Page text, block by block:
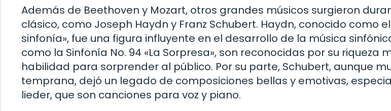
Además de Beethoven y Mozart, otros grandes músicos surgieron
clásico, como Joseph Haydn y Franz Schubert. Haydn, conocido como
sinfonía», fue una figura influyente en el desarrollo de la música
como la Sinfonía No. 94 «La Sorpresa», son reconocidas por su riqueza
habilidad para sorprender al público. Por su parte, Schubert, aunque
temprana, dejó un legado de composiciones bellas y emotivas,
lieder, que son canciones para voz y piano.